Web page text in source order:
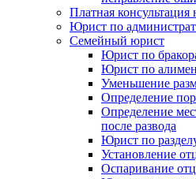
Платная консультация
Юрист по
Семейный юрист
Юрист по
Юрист по
Уменьшение
Определение
Определение
после развода
Юрист по
Установление
Оспаривание